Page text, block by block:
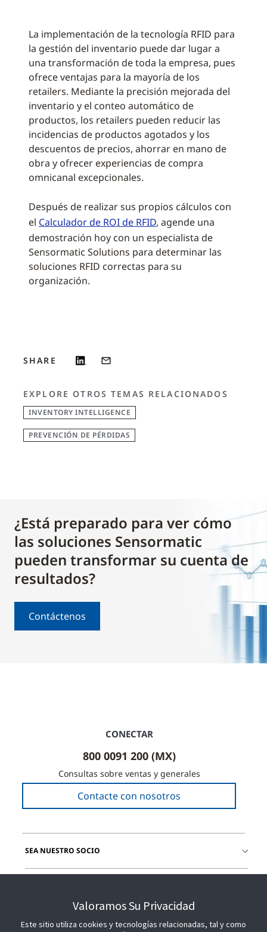
La implementación de la tecnología RFID para
la gestión del inventario puede dar lugar a
una transformación de toda la empresa, pues
ofrece ventajas para la mayoría de los
retailers. Mediante la precisión mejorada del
inventario y el conteo automático de
productos, los retailers pueden reducir las
incidencias de productos agotados y los
descuentos de precios, ahorrar en mano de
obra y ofrecer experiencias de compra
omnicanal excepcionales.
Después de realizar sus propios cálculos con
el Calculador de ROI de RFID, agende una
demostración hoy con un especialista de
Sensormatic Solutions para determinar las
soluciones RFID correctas para su
organización.
SHARE
EXPLORE OTROS TEMAS RELACIONADOS
INVENTORY INTELLIGENCE
PREVENCIÓN DE PÉRDIDAS
¿Está preparado para ver cómo
las soluciones Sensormatic
pueden transformar su cuenta de
resultados?
Contáctenos
CONECTAR
800 0091 200 (MX)
Consultas sobre ventas y generales
Contacte con nosotros
SEA NUESTRO SOCIO
Valoramos Su Privacidad
Este sitio utiliza cookies y tecnologías relacionadas, tal y como